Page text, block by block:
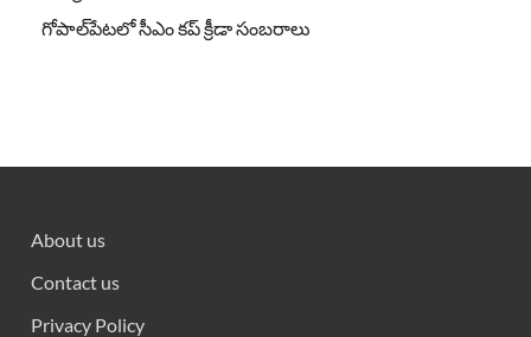
గోపాల్‌పేటలో సీఎం కప్ క్రీడా సంబరాలు
About us
Contact us
Privacy Policy